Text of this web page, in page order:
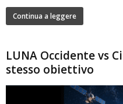
Continua a leggere
LUNA Occidente vs
stesso obiettivo